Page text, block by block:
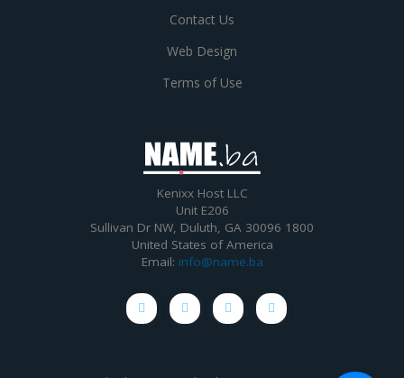
Contact Us
Web Design
Terms of Use
Kenixx Host LLC
Unit E206
1800 Sullivan Dr NW, Duluth, GA 30096
United States of America
Email: info@name.ba